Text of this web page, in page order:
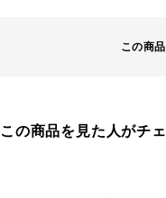
この商
この商品を見た人がチ